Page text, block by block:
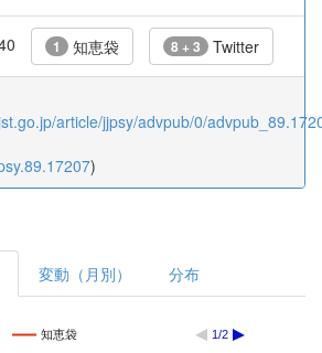
1 知恵袋 8 + 3 Twitter
article/jjpsy/advpub/0/
)
変動（月別） 分布
知恵袋 1/2